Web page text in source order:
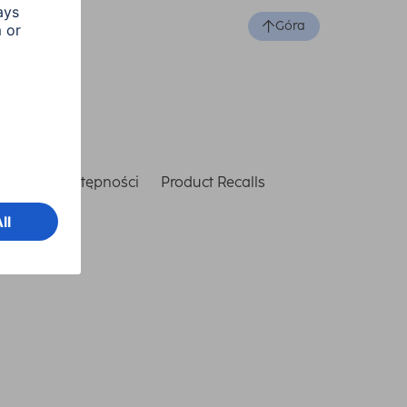
Góra
dostępności Product Recalls